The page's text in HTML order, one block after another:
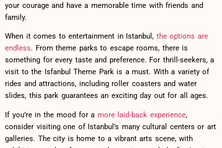
‌your courage ​and have ⁤a memorable time with friends and
family.
When ‍it comes to entertainment in Istanbul, the options are
endless. From⁣ theme‌ parks to⁣ escape ​rooms, there is
something for every taste and preference. For⁤ thrill-seekers,​ a
‍visit to the Isfanbul Theme Park is a must. With a variety ‍of
rides and attractions, including⁣ roller coasters and water
slides, this park guarantees an exciting day out for all ages.
If you’re in the mood for a more laid-back ​experience,
consider visiting ‌one of Istanbul’s many cultural centers or art
galleries. The city⁤ is home to a vibrant arts scene, with